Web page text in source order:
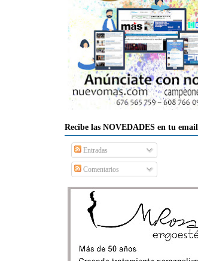
Recibe las NOVEDADES en tu email
Entradas
Comentarios